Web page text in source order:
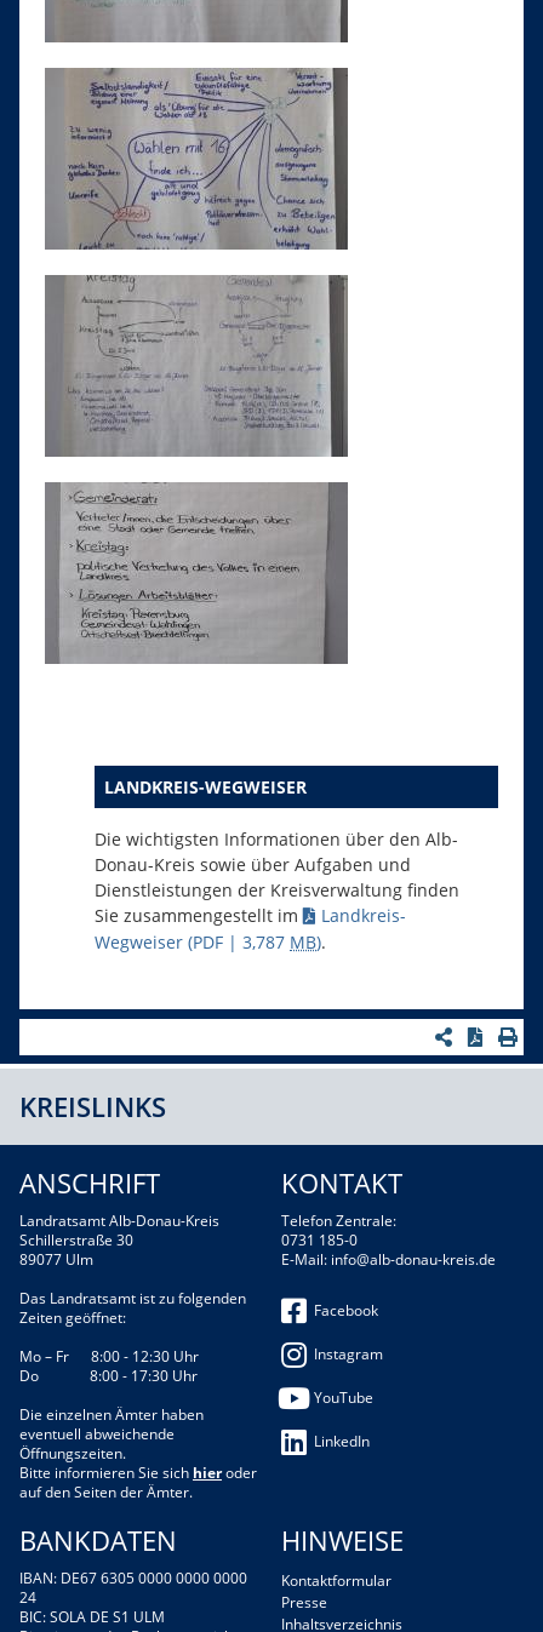
LANDKREIS-WEGWEISER
Die wichtigsten Informationen über den Alb-
Donau-Kreis sowie über Aufgaben und
Dienstleistungen der Kreisverwaltung finden
Sie zusammengestellt im
Landkreis-
Wegweiser (PDF | 3,787 MB).
KREISLINKS
ANSCHRIFT
Landratsamt Alb-Donau-Kreis
Schillerstraße 30
89077 Ulm
Das Landratsamt ist zu folgenden
Zeiten geöffnet:
Mo – Fr 8:00 - 12:30 Uhr
Do 8:00 - 17:30 Uhr
Die einzelnen Ämter haben
eventuell abweichende
Öffnungszeiten.
Bitte informieren Sie sich hieroder
auf den Seiten der Ämter.
KONTAKT
Telefon Zentrale:
0731 185-0
E-Mail: info@alb-donau-kreis.de
Facebook
Instagram
YouTube
LinkedIn
BANKDATEN
IBAN: DE67 6305 0000 0000 0000
24
BIC: SOLA DE S1 ULM
HINWEISE
Kontaktformular
Presse
Inhaltsverzeichnis